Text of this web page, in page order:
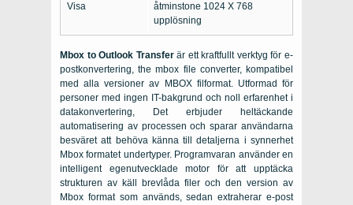
Visa
åtminstone 1024 X 768
upplösning
Mbox to Outlook Transferär ett kraftfullt verktyg för e-
postkonvertering,the mbox file converter, kompatibel
med alla versioner av
MBOXfilformat. Utformad för
personer med ingen IT-bakgrund och noll erfarenhet i
datakonvertering, Det erbjuder heltäckande
automatisering av processen och sparar användarna
besväret att behöva känna till detaljerna i synnerhet
Mbox formatet undertyper. Programvaran använder en
intelligent egenutvecklade motor för att upptäcka
strukturen av käll brevlåda filer och den version av
Mbox format som används, sedan extraherar e-post